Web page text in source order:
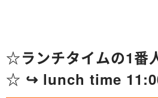
☆ランチタイムの1番
☆ ↪︎ lunch time